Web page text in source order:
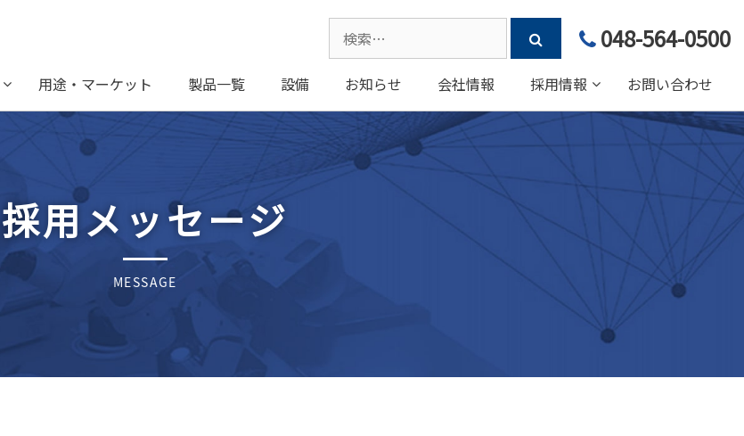
Search
for:
048-564-0500
用途・マーケット 製品一覧 設備 お知らせ 会社情報 採用情報 お問い合わせ
採用メッセージ
MESSAGE